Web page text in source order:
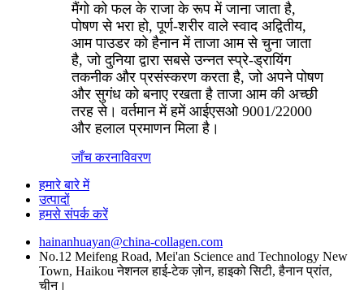
मैंगो को फल के राजा के रूप में जाना जाता है,
पोषण से भरा हो, पूर्ण-शरीर वाले स्वाद अद्वितीय,
आम पाउडर को हैनान में ताजा आम से चुना जाता
है, जो दुनिया द्वारा सबसे उन्नत स्प्रे-ड्रायिंग
तकनीक और प्रसंस्करण करता है, जो अपने पोषण
और सुगंध को बनाए रखता है ताजा आम की अच्छी
तरह से। वर्तमान में हमें आईएसओ 9001/22000
और हलाल प्रमाणन मिला है।
जाँच करनाविवरण
हमारे बारे में
उत्पादों
हमसे संपर्क करें
hainanhuayan@china-collagen.com
No.12 Meifeng Road, Mei'an Science and Technology New
Town, Haikou नेशनल हाई-टेक ज़ोन, हाइको सिटी, हैनान प्रांत,
चीन।